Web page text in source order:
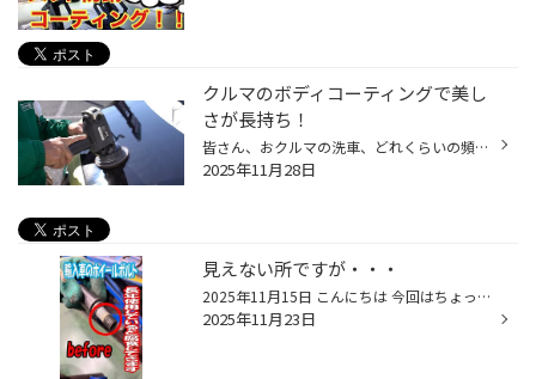
クルマのボディコーティングで美し
さが長持ち！
皆さん、おクルマの洗車、どれくらいの頻度でされてますか？ お忙しい毎日の中で、ずっとキレイに保つのは至難の業ではないでしょうか？ それでも、なるべくクルマはキレイに保ちたいというお客様にオススメなサービス 今回は、おクルマの「ボディコーティング」のご紹介です。 ボディコーティング...
2025年11月28日
見えない所ですが・・・
2025年11月15日 こんにちは 今回はちょっとした作業の ご紹介です。 皆さんの愛車がちょっとでも きれいになればとの思い タイヤ交換するときと一緒に ハブ清掃をするというのは 最近増えてきていると思います そこで今回は ボルトクリーナーの紹介です NEWアイテムの ボルトクリーナーを使って 今...
2025年11月23日